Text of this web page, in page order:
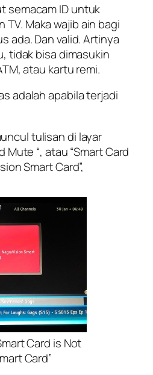
semacam ID untuk
TV. Maka wajib ain bagi
ada. Dan valid. Artinya
tidak bisa dimasukin
atau kartu remi.
adalah apabila terjadi
tulisan di layar
Mute “, atau “Smart Card
Smart Card”,
Card is Not
Card”